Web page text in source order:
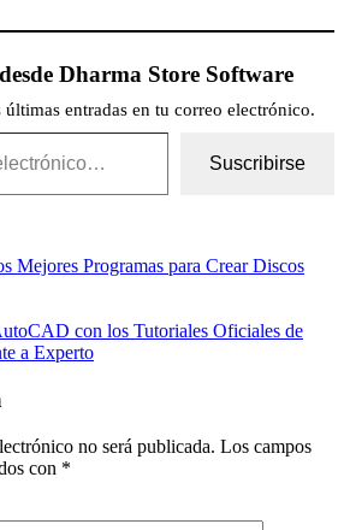
Dharma Store Software
últimas entradas en tu correo electrónico.
Suscribirse
Mejores Programas para Crear Discos
con los Tutoriales Oficiales de
a Experto
no será publicada. Los campos
con *